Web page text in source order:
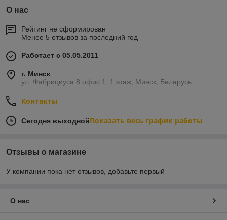
О нас
Рейтинг не сформирован
Менее 5 отзывов за последний год
Работает с 05.05.2011
г. Минск
ул. Фабрициуса 8 офис 1, 1 этаж, Минск, Беларусь
Контакты
Сегодня выходнойПоказать весь график работы
Отзывы о магазине
У компании пока нет отзывов, добавьте первый
О нас